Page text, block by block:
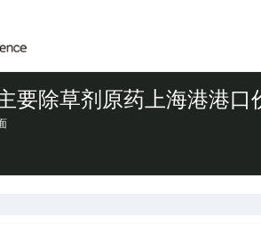
要除草剂原药上海港港口